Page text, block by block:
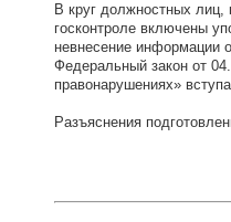
В круг должностных лиц,
госконтроле включены
невнесение информации
Федеральный закон от
правонарушениях»
Разъяснения